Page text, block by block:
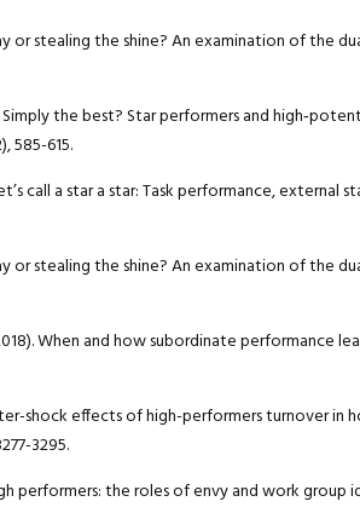
or stealing the shine? An examination of the
Simply the best? Star performers and
585-615.
call a star a star: Task performance,
or stealing the shine? An examination of the
When and how subordinate
after-shock effects of high-performers turnover
3295.
performers: the roles of envy and work